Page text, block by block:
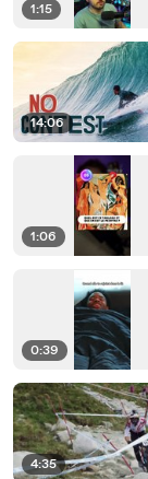
1:15
14:06
1:06
0:39
4:35